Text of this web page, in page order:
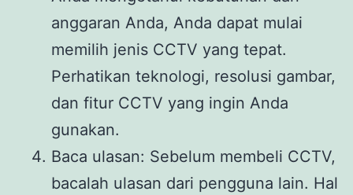
anggaran Anda, Anda dapat mulai
memilih jenis CCTV yang tepat.
Perhatikan teknologi, resolusi gambar,
dan fitur CCTV yang ingin Anda
gunakan.
Baca ulasan: Sebelum membeli CCTV,
bacalah ulasan dari pengguna lain. Hal